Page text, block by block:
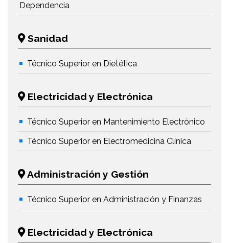
Dependencia
Sanidad
Técnico Superior en Dietética
Electricidad y Electrónica
Técnico Superior en Mantenimiento Electrónico
Técnico Superior en Electromedicina Clínica
Administración y Gestión
Técnico Superior en Administración y Finanzas
Electricidad y Electrónica